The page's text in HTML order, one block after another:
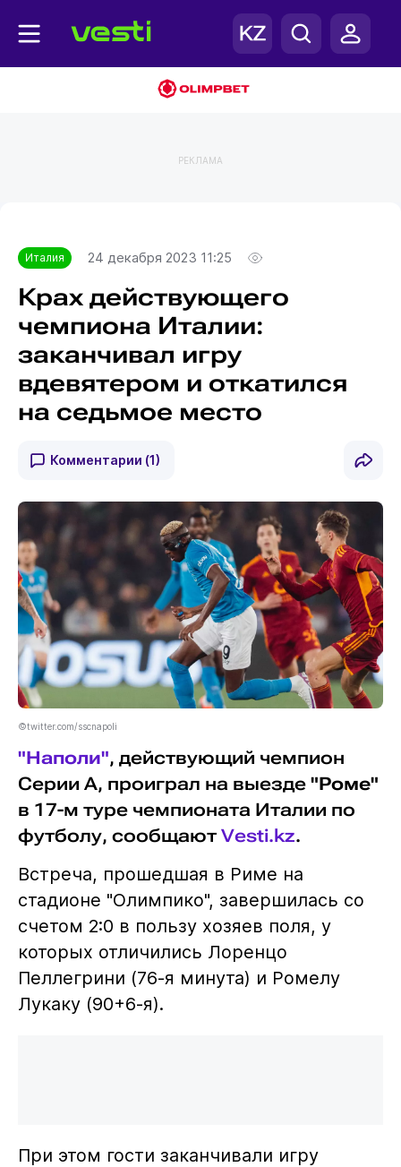
РЕКЛАМА
Италия 24 декабря 2023 11:25
Крах действующего
чемпиона Италии:
заканчивал игру
вдевятером и откатился
на седьмое место
Комментарии (1)
©twitter.com/sscnapoli
"Наполи", действующий чемпион
Серии А, проиграл на выезде "Роме"
в 17-м туре чемпионата Италии по
футболу, сообщают Vesti.kz.
Встреча, прошедшая в Риме на
стадионе "Олимпико", завершилась со
счетом 2:0 в пользу хозяев поля, у
которых отличились Лоренцо
Пеллегрини (76-я минута) и Ромелу
Лукаку (90+6-я).
При этом гости заканчивали игру